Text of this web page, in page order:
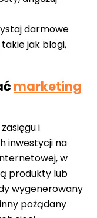
darmowe
jak blogi,
marketing
i
inwestycji na
w
produkty lub
wygenerowany
pożądany